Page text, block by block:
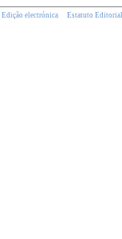
Edição electrónica Estatuto Editorial